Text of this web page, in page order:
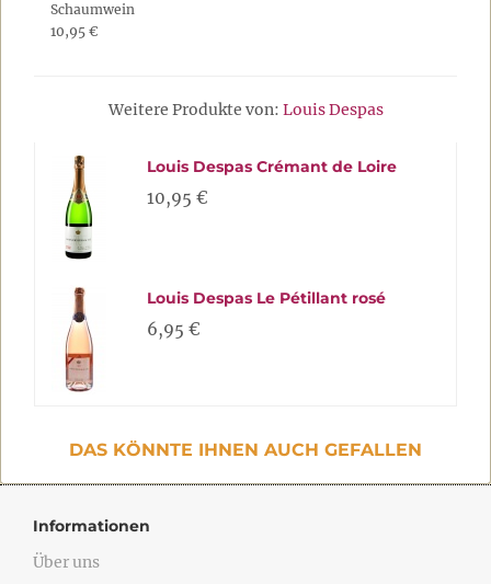
Schaumwein
10,95 €
Weitere Produkte von: Louis Despas
Louis Despas Crémant de Loire
10,95 €
Louis Despas Le Pétillant rosé
6,95 €
DAS KÖNNTE IHNEN AUCH GEFALLEN
Informationen
Über uns